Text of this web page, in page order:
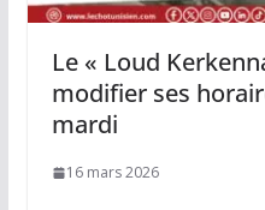
Le « Loud
modifier ses
mardi
16 mars 2026